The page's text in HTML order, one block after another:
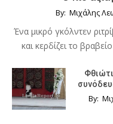
By: Μιχάλης
Ένα μικρό γκόλντεν
και κερδίζει το
By: